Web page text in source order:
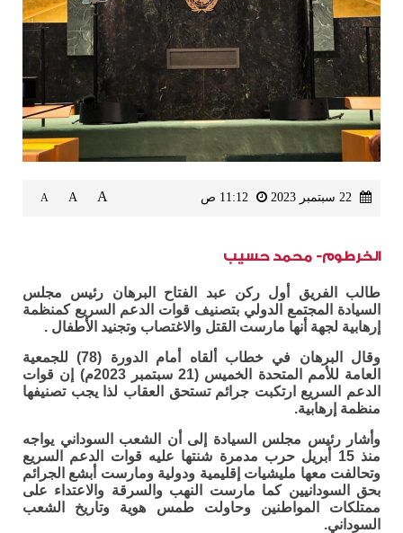
A
A
A
الخرطوم- محمد حسيب
طالب الفريق أول ركن عبد الفتاح البرهان رئيس مجلس
السيادة المجتمع الدولي بتصنيف قوات الدعم السريع كمنظمة
إرهابية لجهة أنها مارست القتل والاغتصاب وتجنيد الأطفال .
وقال البرهان في خطاب ألقاه أمام الدورة (78) للجمعية
العامة للأمم المتحدة الخميس (21 سبتمبر 2023م) إن قوات
الدعم السريع ارتكبت جرائم تستحق العقاب لذا يجب تصنيفها
منظمة إرهابية.
وأشار رئيس مجلس السيادة إلى أن الشعب السوداني يواجه
منذ 15 أبريل حرب مدمرة شنتها عليه قوات الدعم السريع
وتحالفت معها مليشيات إقليمية ودولية ومارست أبشع الجرائم
بحق السودانيين كما مارست النهب والسرقة والاعتداء على
ممتلكات المواطنين وحاولت طمس هوية وتاريخ الشعب
السوداني.